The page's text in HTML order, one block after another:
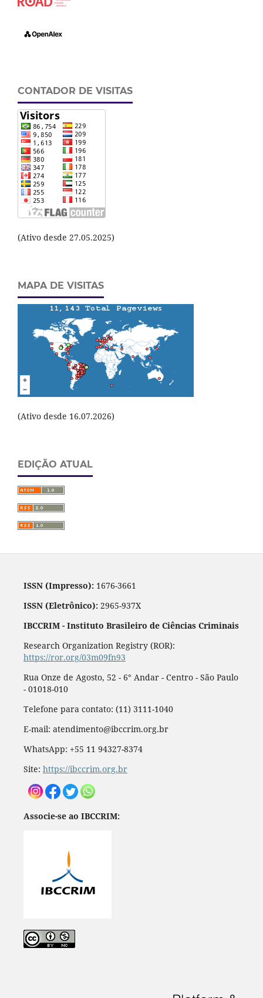
CONTADOR DE VISITAS
(Ativo desde 27.05.2025)
MAPA DE VISITAS
(Ativo desde 16.07.2026)
EDIÇÃO ATUAL
ISSN (Impresso):1676-3661
ISSN (Eletrônico):2965-937X
IBCCRIM - Instituto Brasileiro de Ciências Criminais
Research Organization Registry (ROR):
https://ror.org/03m09fn93
Rua Onze de Agosto, 52 - 6° Andar - Centro - São Paulo
- 01018-010
Telefone para contato: (11) 3111-1040
E-mail: atendimento@ibccrim.org.br
WhatsApp: +55 11 94327-8374
Site: https://ibccrim.org.br
Associe-se ao IBCCRIM: